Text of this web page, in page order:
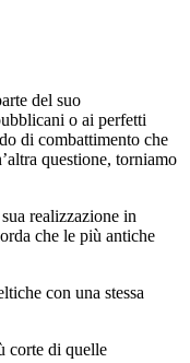
del suo
o ai perfetti
di combattimento che
questione, torniamo
realizzazione in
che le più antiche
con una stessa
corte di quelle